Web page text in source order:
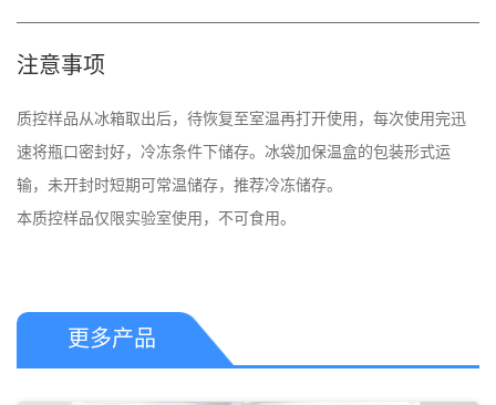
注意事项
质控样品从冰箱取出后，待恢复至室温再打开使用，每次使用完迅
速将瓶口密封好，冷冻条件下储存。冰袋加保温盒的包装形式运
输，未开封时短期可常温储存，推荐冷冻储存。
本质控样品仅限实验室使用，不可食用。
更多产品